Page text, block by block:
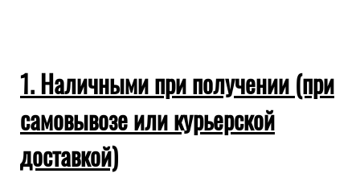
1. Наличными при получении (при
самовывозе или курьерской
доставкой)